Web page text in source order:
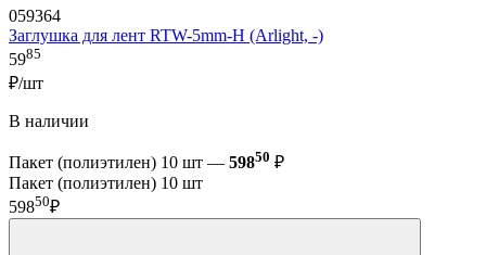
059364
Заглушка для лент RTW-5mm-H (Arlight, -)
5985
₽/шт
В наличии
Пакет (полиэтилен) 10 шт — 59850 ₽
Пакет (полиэтилен) 10 шт
59850₽